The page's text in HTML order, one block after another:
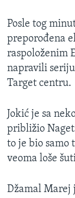
Posle tog
preporođena
raspoloženim
napravili
Target centru.
Jokić je sa
približio
to je bio samo
veoma loše
Džamal Marej